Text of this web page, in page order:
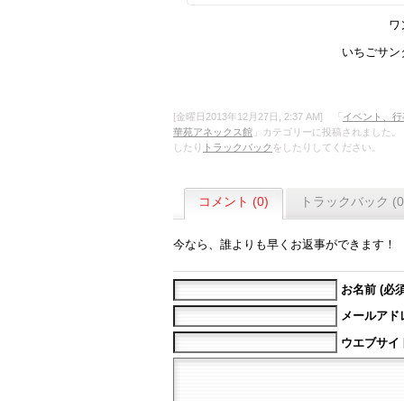
ワ
いちごサ
[金曜日2013年12月27日, 2:37 AM] 「 イベント、
華苑アネックス館 」カテゴリーに投稿されました。
したり
トラックバック をしたりしてください。
コメント (0) トラックバック
今なら、誰よりも早くお返事ができます！
お名前 (必
メールアド
ウエブサイ